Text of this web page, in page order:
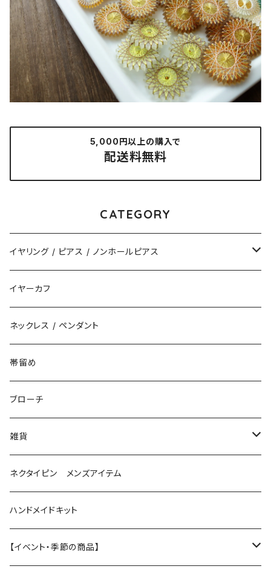
5,000円以上の購入で
配送料無料
CATEGORY
イヤリング / ピアス / ノンホールピアス
揺れるタイプ
花（直径3cm）
花（直径2.5cm）
揺れないタイプ
花
星
イヤーカフ
ネックレス / ペンダント
帯留め
ブローチ
雑貨
眼鏡ストラップ
目印チャーム
ネクタイピン メンズアイテム
ハンドメイドキット
【イベント・季節の商品】